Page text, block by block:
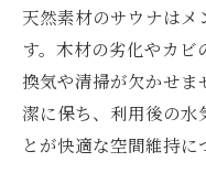
天然素材の
ーション
伊根町の静
ット効果
貸切サウナ
天然素材のサウナは
す。木材の劣化やカ
換気や清掃が欠かせ
潔に保ち、利用後の水
とが快適な空間維持に